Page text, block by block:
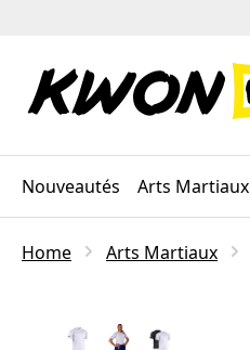
Nouveautés Arts Martiaux
Home Arts Martiaux